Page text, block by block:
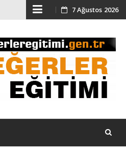
Skip
content
7 Ağustos 2026